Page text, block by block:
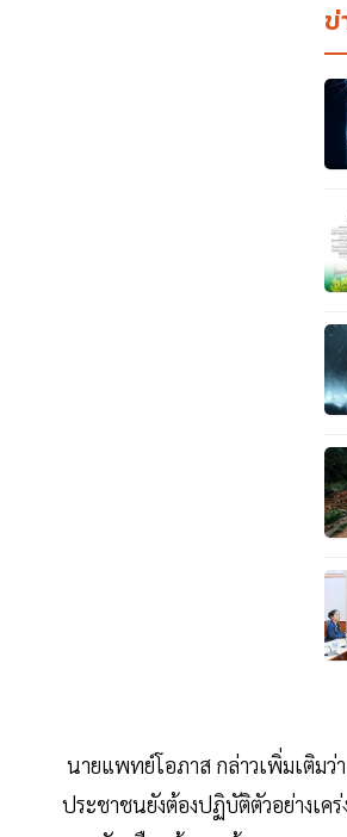
นายแพทย์โอภาส กล่าวเพิ่มเติมว่
ประชาชนยังต้องปฏิบัติตัวอย่างเค